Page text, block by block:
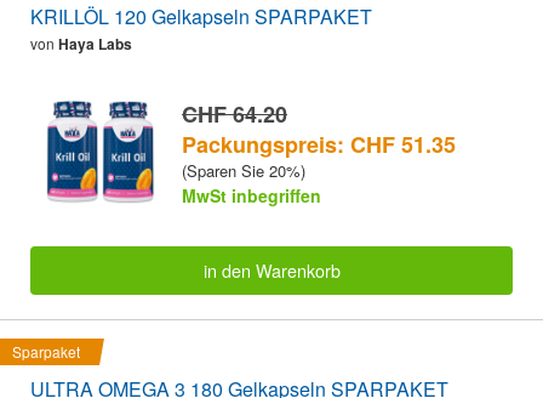
KRILLÖL 120 Gelkapseln SPARPAKET
von Haya Labs
CHF 64.20
Packungspreis: CHF 51.35
(Sparen Sie 20%)
MwSt inbegriffen
in den Warenkorb
Sparpaket
ULTRA OMEGA 3 180 Gelkapseln SPARPAKET